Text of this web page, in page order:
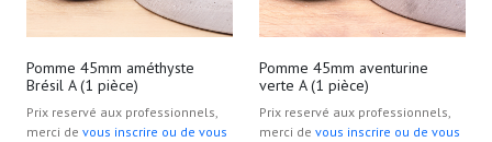
Pomme 45mm améthyste
Brésil A (1 pièce)
Prix reservé aux professionnels,
merci de vous inscrire ou de vous
Pomme 45mm aventurine
verte A (1 pièce)
Prix reservé aux professionnels,
merci de vous inscrire ou de vous